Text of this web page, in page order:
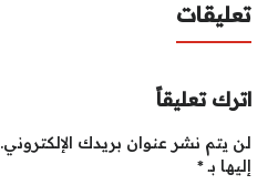
تعليقات
اترك تعليقاً
لن يتم نشر عنوان بريدك الإلكتروني.
إليها بـ*